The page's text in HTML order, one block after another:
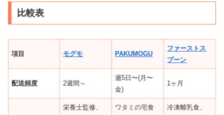
比較表
項目 モグモ PAKUMOGU
ファーストス
プーン
配送頻度 2週間～
週5日〜(月〜
金)
1ヶ月
栄養士監修、
ワタミの宅食
冷凍離乳食、